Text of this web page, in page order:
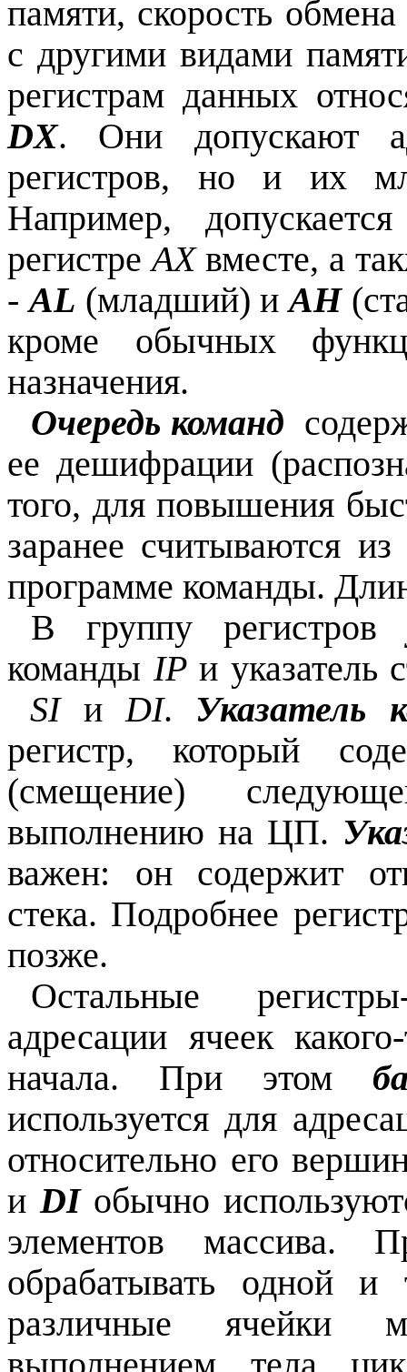
памяти, скорость
с другими видами
регистрам данных
DX. Они допускают
регистров, но и их
Например,
регистреАХвместе, а
-AL (младший) иАН
кроме обычных
Очередь команд
ее дешифрации
того, для повышения
заранее считываются
программе команды.
В группу регистров
команды IPи указатель
SIиDI.
Указатель
регистр, который
(смещение)
выполнению на ЦП.
важен: он содержит
стека. Подробнее
позже.
Остальные регистры-
адресации ячеек
начала. При этом
используется для
относительно его
и DIобычно
элементов массива.
обрабатывать одной
различные ячейки